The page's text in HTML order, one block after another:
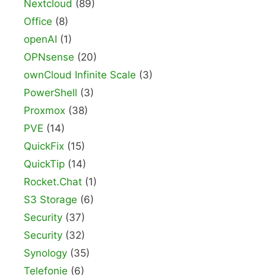
Nextcloud (89)
Office (8)
openAI (1)
OPNsense (20)
ownCloud Infinite Scale (3)
PowerShell (3)
Proxmox (38)
PVE (14)
QuickFix (15)
QuickTip (14)
Rocket.Chat (1)
S3 Storage (6)
Security (37)
Security (32)
Synology (35)
Telefonie (6)